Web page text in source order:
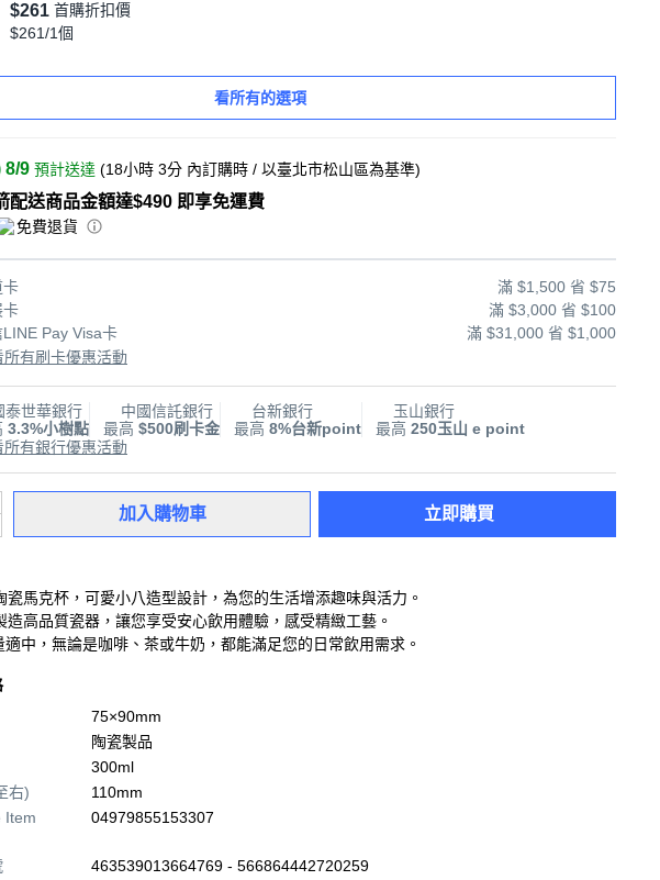
$261 首購折扣價
$261/1個
看所有的選項
8/9 預計送達 (18小時 3分 內訂購時 / 以臺北市松山區為基準)
配送商品金額達$490 即享免運費
免費退貨
卡
滿 $1,500 省 $75
卡
滿 $3,000 省 $100
LINE Pay Visa卡
滿 $31,000 省 $1,000
所有刷卡優惠活動
泰世華銀行
3.3%小樹點
中國信託銀行
最高 $500刷卡金
台新銀行
最高 8%台新point
玉山銀行
最高 250玉山 e point
所有銀行優惠活動
加入購物車 立即購買
瓷馬克杯，可愛小八造型設計，為您的生活增添趣味與活力。
造高品質瓷器，讓您享受安心飲用體驗，感受精緻工藝。
中，無論是咖啡、茶或牛奶，都能滿足您的日常飲用需求。
75×90mm
陶瓷製品
300ml
右)
110mm
Item
04979855153307
463539013664769 - 566864442720259